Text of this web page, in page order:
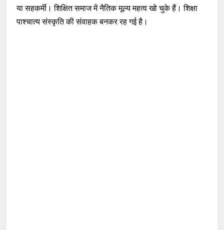
या सहकर्मी। शिक्षित समाज में नैतिक मूल्य महत्व खो चुके हैं। शिक्षा
पाश्चात्य संस्कृति की संवाहक बनकर रह गई है।